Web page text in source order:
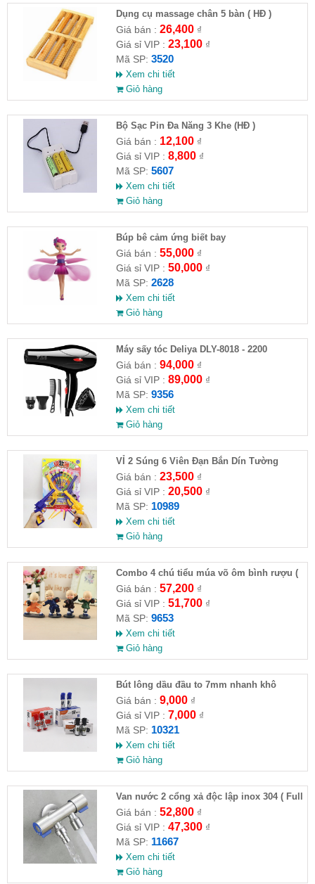
Dụng cụ massage chân 5 bàn ( HĐ )
Giá bán : 26,400₫
Giá sỉ VIP : 23,100₫
Mã SP: 3520
Xem chi tiết
Giỏ hàng
Bộ Sạc Pin Đa Năng 3 Khe (HĐ )
Giá bán : 12,100₫
Giá sỉ VIP : 8,800₫
Mã SP: 5607
Xem chi tiết
Giỏ hàng
​Búp bê cảm ứng biết bay
Giá bán : 55,000₫
Giá sỉ VIP : 50,000₫
Mã SP: 2628
Xem chi tiết
Giỏ hàng
Máy sấy tóc Deliya DLY-8018 - 2200
Giá bán : 94,000₫
Giá sỉ VIP : 89,000₫
Mã SP: 9356
Xem chi tiết
Giỏ hàng
VỈ 2 Súng 6 Viên Đạn Bắn Dín Tường
Giá bán : 23,500₫
Giá sỉ VIP : 20,500₫
Mã SP: 10989
Xem chi tiết
Giỏ hàng
Combo 4 chú tiểu múa võ ôm bình rượu (
HĐ )
Giá bán : 57,200₫
Giá sỉ VIP : 51,700₫
Mã SP: 9653
Xem chi tiết
Giỏ hàng
Bút lông dầu đầu to 7mm nhanh khô
Giá bán : 9,000₫
Giá sỉ VIP : 7,000₫
Mã SP: 10321
Xem chi tiết
Giỏ hàng
Van nước 2 cổng xả độc lập inox 304 ( Full
VAT )
Giá bán : 52,800₫
Giá sỉ VIP : 47,300₫
Mã SP: 11667
Xem chi tiết
Giỏ hàng